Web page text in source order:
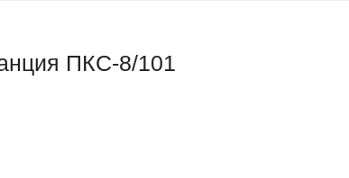
ПКС-8/101